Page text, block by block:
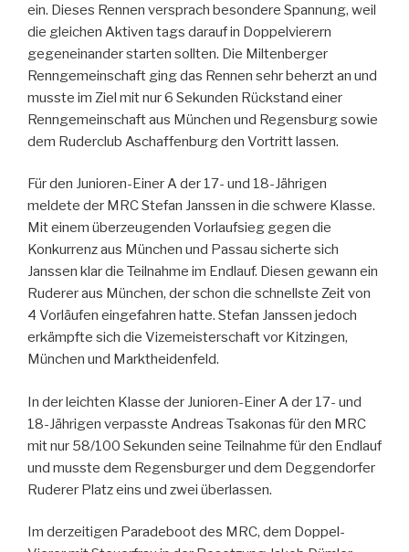
ein. Dieses Rennen versprach besondere Spannung, weil
die gleichen Aktiven tags darauf in Doppelvierern
gegeneinander starten sollten. Die Miltenberger
Renngemeinschaft ging das Rennen sehr beherzt an und
musste im Ziel mit nur 6 Sekunden Rückstand einer
Renngemeinschaft aus München und Regensburg sowie
dem Ruderclub Aschaffenburg den Vortritt lassen.
Für den Junioren-Einer A der 17- und 18-Jährigen
meldete der MRC Stefan Janssen in die schwere Klasse.
Mit einem überzeugenden Vorlaufsieg gegen die
Konkurrenz aus München und Passau sicherte sich
Janssen klar die Teilnahme im Endlauf. Diesen gewann ein
Ruderer aus München, der schon die schnellste Zeit von
4 Vorläufen eingefahren hatte. Stefan Janssen jedoch
erkämpfte sich die Vizemeisterschaft vor Kitzingen,
München und Marktheidenfeld.
In der leichten Klasse der Junioren-Einer A der 17- und
18-Jährigen verpasste Andreas Tsakonas für den MRC
mit nur 58/100 Sekunden seine Teilnahme für den Endlauf
und musste dem Regensburger und dem Deggendorfer
Ruderer Platz eins und zwei überlassen.
Im derzeitigen Paradeboot des MRC, dem Doppel-